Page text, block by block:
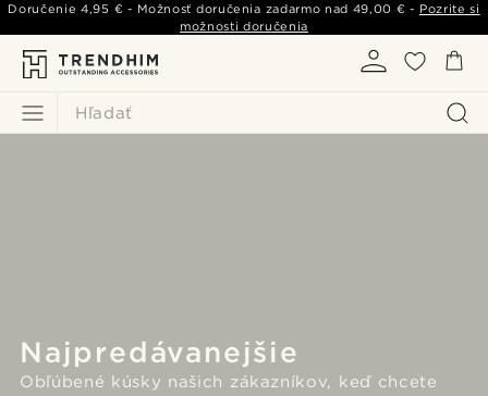
Hľadať
Doručenie4,95 € - Možnosť doručenia zadarmo nad 49,00 € - Pozrite si
možnosti doručenia
Najpredávanejšie
Obľúbené kúsky našich zákazníkov, keď chcete